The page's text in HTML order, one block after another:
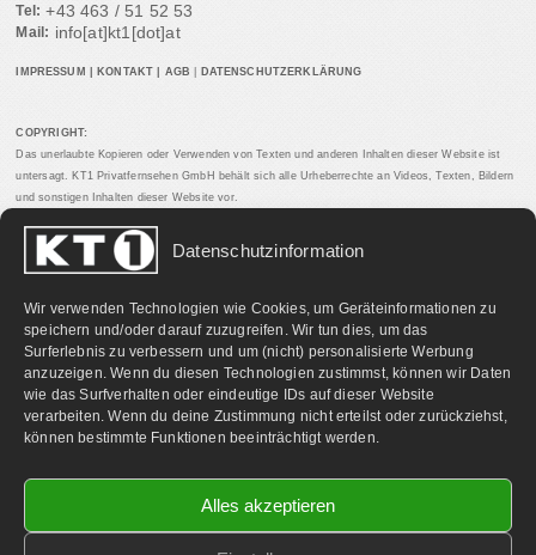
Datenschutzinformation
Wir verwenden Technologien wie Cookies, um Geräteinformationen zu
speichern und/oder darauf zuzugreifen. Wir tun dies, um das
Surferlebnis zu verbessern und um (nicht) personalisierte Werbung
anzuzeigen. Wenn du diesen Technologien zustimmst, können wir Daten
wie das Surfverhalten oder eindeutige IDs auf dieser Website
verarbeiten. Wenn du deine Zustimmung nicht erteilst oder zurückziehst,
können bestimmte Funktionen beeinträchtigt werden.
Alles akzeptieren
Tel: +43 463 / 51 52 53
Mail: info[at]kt1[dot]at
IMPRESSUM KONTAKT AGB DATENSCHUTZERKLÄRUNG
COPYRIGHT:
Das unerlaubte Kopieren oder Verwenden von Texten und anderen Inhalten dieser Website ist
untersagt. KT1 Privatfernsehen GmbH behält sich alle Urheberrechte an Videos, Texten, Bildern
und sonstigen Inhalten dieser Website vor.
PARTNERLINKS: